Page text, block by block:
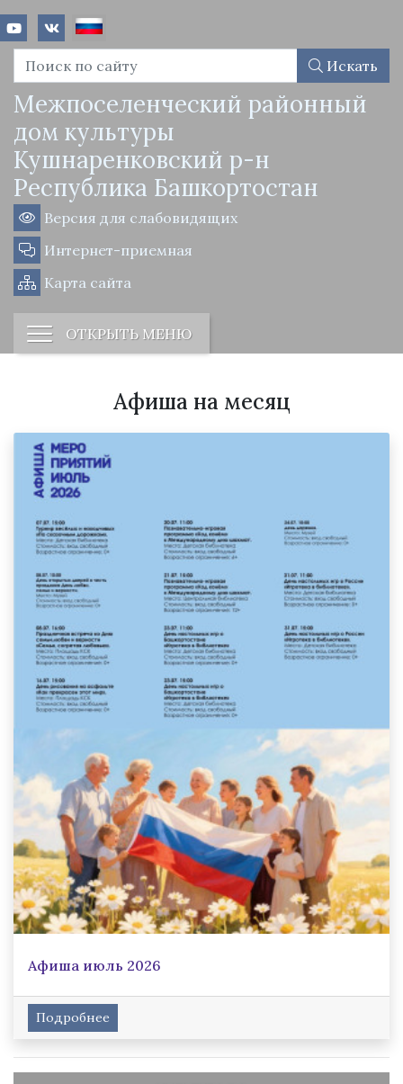
Искать
Межпоселенческий районный
дом культуры
Кушнаренковский р-н
Республика Башкортостан
Версия для слабовидящих
Интернет-приемная
Карта сайта
ОТКРЫТЬ МЕНЮ
Афиша на месяц
Афиша июль 2026
Подробнее